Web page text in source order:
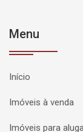
Menu
Início
Imóveis à venda
Imóveis para